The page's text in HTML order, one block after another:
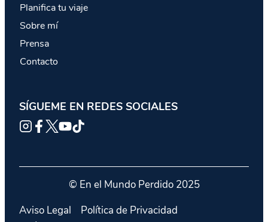
Planifica tu viaje
Sobre mí
Prensa
Contacto
SÍGUEME EN REDES SOCIALES
© En el Mundo Perdido 2025
Aviso Legal
Política de Privacidad